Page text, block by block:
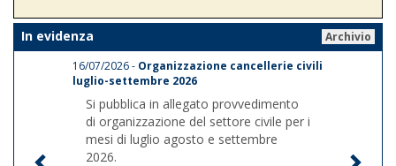
In evidenza
Archivio
16/07/2026 - Organizzazione cancellerie civili
luglio-settembre 2026
Si pubblica in allegato provvedimento
di organizzazione del settore civile per i
mesi di luglio agosto e settembre
2026.